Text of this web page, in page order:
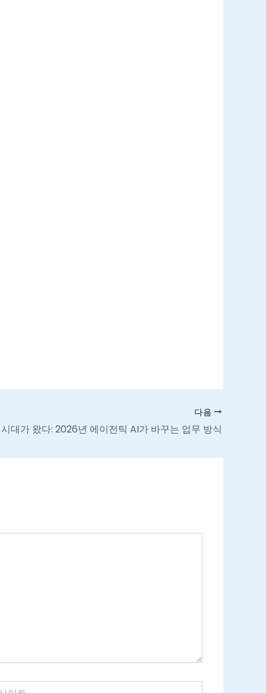
다음
대가 왔다: 2026년 에이전틱 AI가 바꾸는 업무 방식